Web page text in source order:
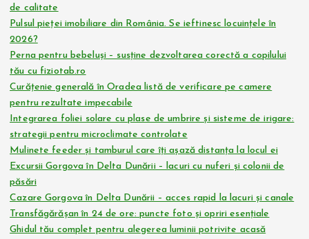
de calitate
Pulsul pieței imobiliare din România. Se ieftinesc locuințele în
2026?
Perna pentru bebeluși – susține dezvoltarea corectă a copilului
tău cu fiziotab.ro
Curățenie generală în Oradea listă de verificare pe camere
pentru rezultate impecabile
Integrarea foliei solare cu plase de umbrire și sisteme de irigare:
strategii pentru microclimate controlate
Mulinete feeder și tamburul care îți așază distanța la locul ei
Excursii Gorgova în Delta Dunării – lacuri cu nuferi și colonii de
păsări
Cazare Gorgova în Delta Dunării – acces rapid la lacuri și canale
Transfăgărășan în 24 de ore: puncte foto și opriri esențiale
Ghidul tău complet pentru alegerea luminii potrivite acasă